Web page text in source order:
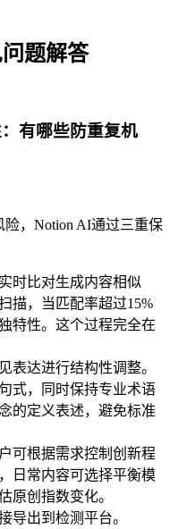
题解答
有哪些防重复机
，Notion AI通过三重保
时比对生成内容相似
描，当匹配率超过15%
特性。这个过程完全在
表达进行结构性调整。
式，同时保持专业术语
的定义表述，避免标准
可根据需求控制创新程
日常内容可选择平衡模
原创指数变化。
导出到检测平台。